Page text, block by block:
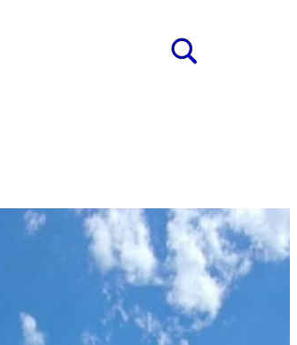
NACH